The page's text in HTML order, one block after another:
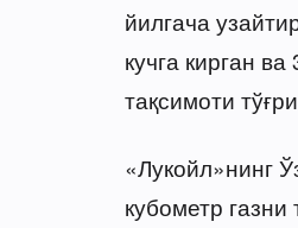
йилгача
кучга кирган
тақсимоти
«Лукойл»нинг
кубометр